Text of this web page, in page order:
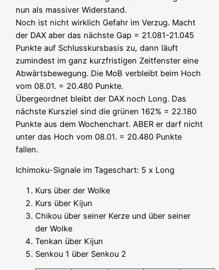
nun als mas­si­ver Wider­stand.
Noch ist nicht wirk­lich Gefahr im Ver­zug. Macht
der DAX aber das nächs­te Gap = 21.081-21.045
Punk­te auf Schluss­kurs­ba­sis zu, dann läuft
zumin­dest im ganz kurz­fris­ti­gen Zeit­fens­ter eine
Abwärts­be­we­gung. Die MoB ver­bleibt beim Hoch
vom 08.01. = 20.480 Punk­te.
Über­ge­ord­net bleibt der DAX noch Long. Das
nächs­te Kurs­ziel sind die grü­nen 162% = 22.180
Punk­te aus dem Wochen­chart. ABER er darf nicht
unter das Hoch vom 08.01. = 20.480 Punk­te
fallen.
Ichi­mo­ku-Signa­le im Tages­chart: 5 x Long
Kurs über der Wolke
Kurs über Kijun
Chi­kou über sei­ner Ker­ze und über sei­ner
der Wolke
Ten­kan über Kijun
Sen­kou 1 über Sen­kou 2